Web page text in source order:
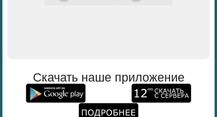
Скачать наше приложение